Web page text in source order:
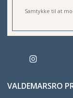
Samtykke til at
VALDEMARSRO